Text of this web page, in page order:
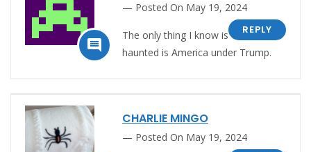

Posted On May 19, 2024
REPLY
The only thing I know is
haunted is America under Trump.
CHARLIE MINGO
Posted On May 19, 2024